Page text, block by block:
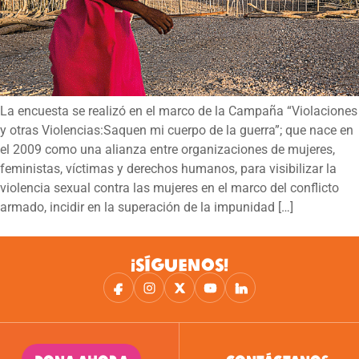
La encuesta se realizó en el marco de la Campaña “Violaciones
y otras Violencias:Saquen mi cuerpo de la guerra”; que nace en
el 2009 como una alianza entre organizaciones de mujeres,
feministas, víctimas y derechos humanos, para visibilizar la
violencia sexual contra las mujeres en el marco del conflicto
armado, incidir en la superación de la impunidad […]
¡SÍGUENOS!